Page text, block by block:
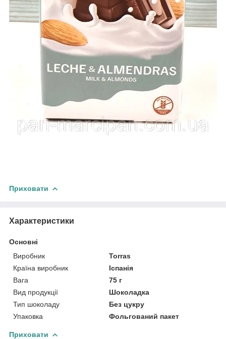
Приховати
Характеристики
Основні
Виробник
Torras
Країна виробник
Іспанія
Вага
75 г
Вид продукції
Шоколадка
Тип шоколаду
Без цукру
Упаковка
Фольгований пакет
Приховати